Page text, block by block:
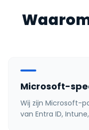
Microsoft-
Wij zijn Microsoft-
van Entra ID,